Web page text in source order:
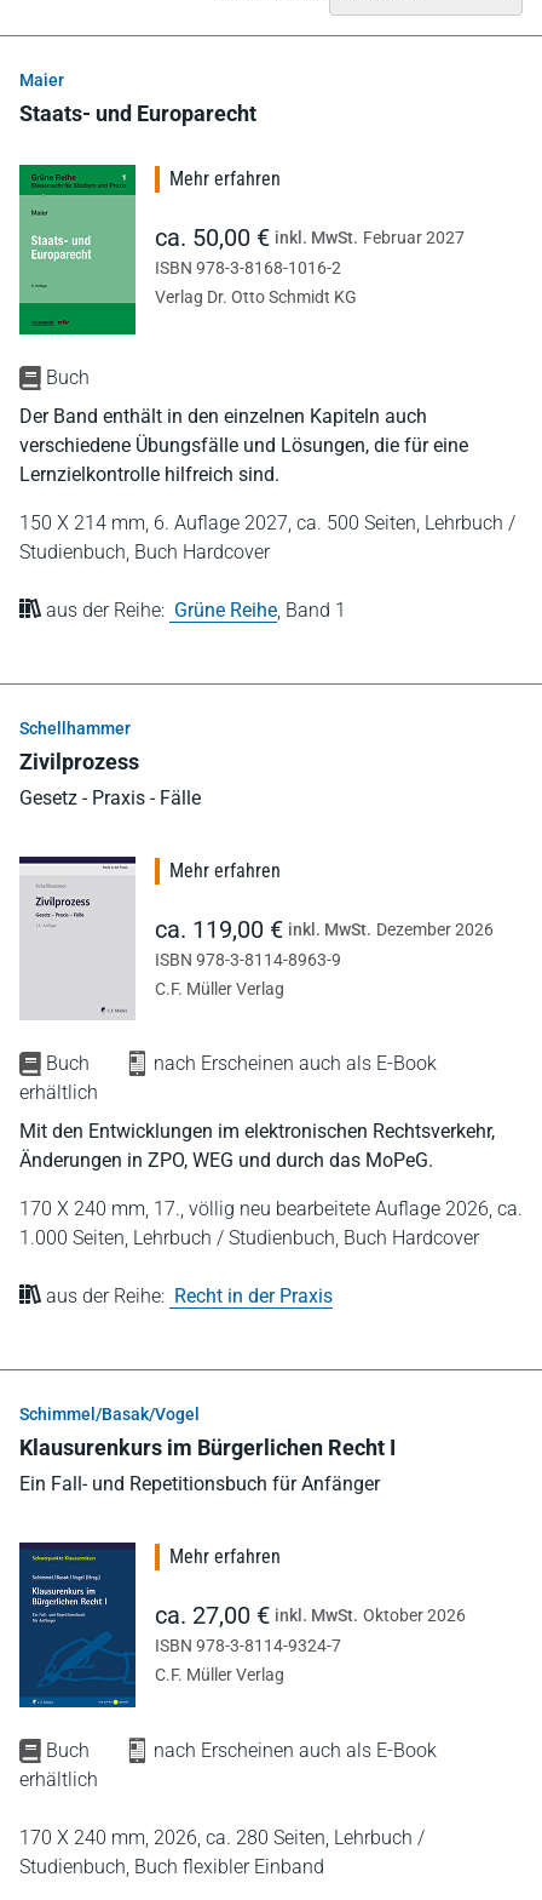
Maier
Staats- und Europarecht
Buch
Der Band enthält in den einzelnen Kapiteln auch
verschiedene Übungsfälle und Lösungen, die für eine
Lernzielkontrolle hilfreich sind.
150 X 214 mm, 6. Auflage 2027, ca. 500 Seiten, Lehrbuch /
Studienbuch, Buch Hardcover
aus der Reihe: Grüne Reihe, Band 1
Mehr erfahren
ca. 50,00 € inkl. MwSt. Februar 2027
ISBN 978-3-8168-1016-2
Verlag Dr. Otto Schmidt KG
Schellhammer
Zivilprozess
Gesetz - Praxis - Fälle
Buch
nach Erscheinen auch als E-Book
erhältlich
Mit den Entwicklungen im elektronischen Rechtsverkehr,
Änderungen in ZPO, WEG und durch das MoPeG.
170 X 240 mm, 17., völlig neu bearbeitete Auflage 2026, ca.
1.000 Seiten, Lehrbuch / Studienbuch, Buch Hardcover
aus der Reihe: Recht in der Praxis
Mehr erfahren
ca. 119,00 € inkl. MwSt. Dezember 2026
ISBN 978-3-8114-8963-9
C.F. Müller Verlag
Schimmel/Basak/Vogel
Klausurenkurs im Bürgerlichen Recht I
Ein Fall- und Repetitionsbuch für Anfänger
Buch
nach Erscheinen auch als E-Book
erhältlich
170 X 240 mm, 2026, ca. 280 Seiten, Lehrbuch /
Studienbuch, Buch flexibler Einband
Mehr erfahren
ca. 27,00 € inkl. MwSt. Oktober 2026
ISBN 978-3-8114-9324-7
C.F. Müller Verlag